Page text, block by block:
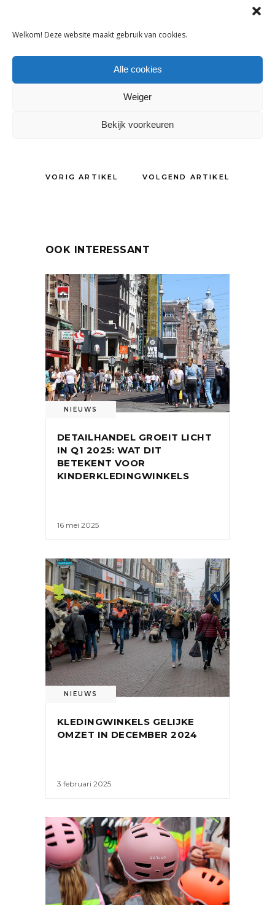
Welkom! Deze website maakt gebruik van cookies.
Alle cookies
Weiger
Bekijk voorkeuren
zich aangesloten. “Als ik zo de reacties
Huzen. “Tot in het hele land.”
VORIG ARTIKEL VOLGEND ARTIKEL
OOK INTERESSANT
NIEUWS
DETAILHANDEL GROEIT LICHT
IN Q1 2025: WAT DIT
BETEKENT VOOR
KINDERKLEDINGWINKELS
16 mei 2025
NIEUWS
KLEDINGWINKELS GELIJKE
OMZET IN DECEMBER 2024
3 februari 2025